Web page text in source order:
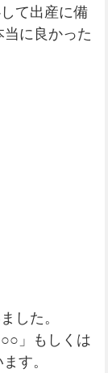
て出産に備
に良かった
した。
」もしくは
す。